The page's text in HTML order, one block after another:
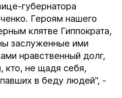
губернатора
Героям нашего
клятве Гиппократа,
заслуженные ими
нравственный долг,
кто, не щадя себя,
в беду людей", -